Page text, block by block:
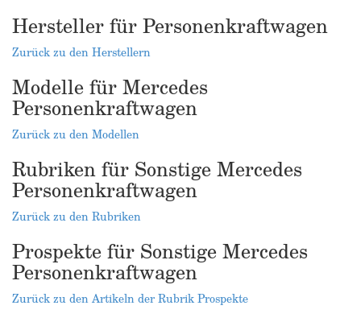
Hersteller für Personenkraftwagen
Zurück zu den Herstellern
Modelle für Mercedes
Personenkraftwagen
Zurück zu den Modellen
Rubriken für Sonstige Mercedes
Personenkraftwagen
Zurück zu den Rubriken
Prospekte für Sonstige Mercedes
Personenkraftwagen
Zurück zu den Artikeln der Rubrik Prospekte